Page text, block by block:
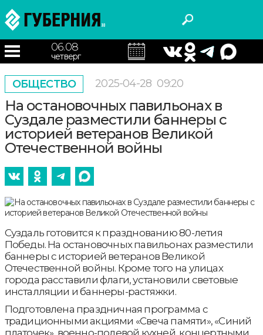
06.08
четверг
ОБЩЕСТВО 2025-04-28 09:20
На остановочных павильонах в
Суздале разместили баннеры с
историей ветеранов Великой
Отечественной войны
Суздаль готовится к празднованию 80-летия
Победы. На остановочных павильонах разместили
баннеры с историей ветеранов Великой
Отечественной войны. Кроме того на улицах
города расставили флаги, установили световые
инсталляции и баннеры-растяжки.
Подготовлена праздничная программа с
традиционными акциями «Свеча памяти», «Синий
платочек», военно-полевой кухней, концертными